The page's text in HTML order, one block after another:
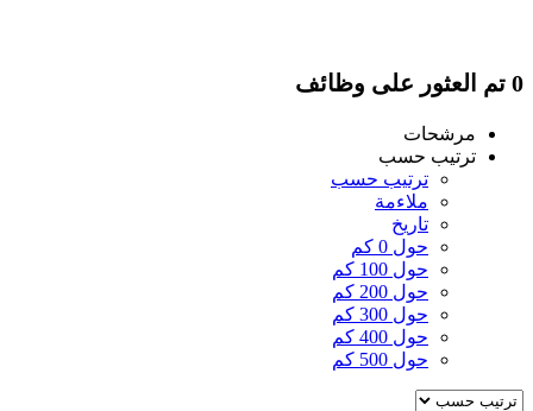
0 تم العثور على وظائف
مرشحات
ترتيب حسب
ترتيب حسب
ملاءمة
تاريخ
حول 0 كم
حول 100 كم
حول 200 كم
حول 300 كم
حول 400 كم
حول 500 كم